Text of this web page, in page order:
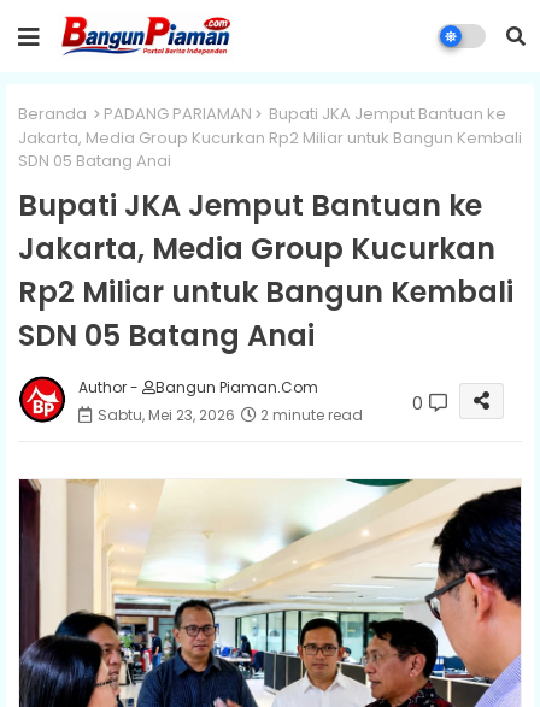
Beranda PADANG PARIAMAN
Bupati JKA Jemput Bantuan ke
Jakarta, Media Group Kucurkan Rp2 Miliar untuk Bangun Kembali
SDN 05 Batang Anai
Bupati JKA Jemput Bantuan ke
Jakarta, Media Group Kucurkan
Rp2 Miliar untuk Bangun Kembali
SDN 05 Batang Anai
Author -
Bangun Piaman.Com
Sabtu, Mei 23, 2026
2 minute read 0